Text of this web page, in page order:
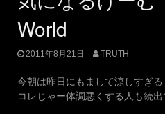
World
2011年8月21日 TRUTH
今朝は昨日にもまして涼しすぎ
コレじゃー体調悪くする人も続